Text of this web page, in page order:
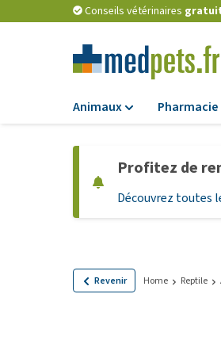
Conseils vétérinaires
Animaux Pharmacie
Profitez de
Découvrez toutes
Revenir Home Reptile